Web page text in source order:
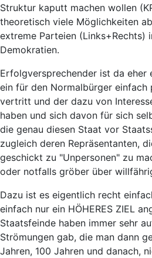
Struktur kaputt machen wollen
theoretisch viele Möglichkeiten
extreme Parteien
Demokratien.
Erfolgversprechender ist da eher
ein für den Normalbürger
vertritt und der dazu von
haben und sich davon für sich
die genau diesen Staat vor
zugleich deren Repräsentanten,
geschickt zu "Unpersonen" zu
oder notfalls gröber über
Dazu ist es eigentlich recht
einfach nur ein HÖHERES ZIEL
Staatsfeinde haben immer sehr
Strömungen gab, die man dann
Jahren, 100 Jahren und danach,